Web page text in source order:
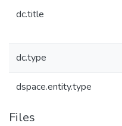
dc.title
dc.type
dspace.entity.type
Files